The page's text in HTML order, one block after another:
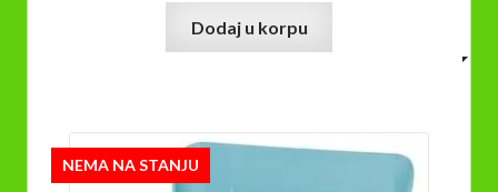
Dodaj u korpu
NEMA NA STANJU